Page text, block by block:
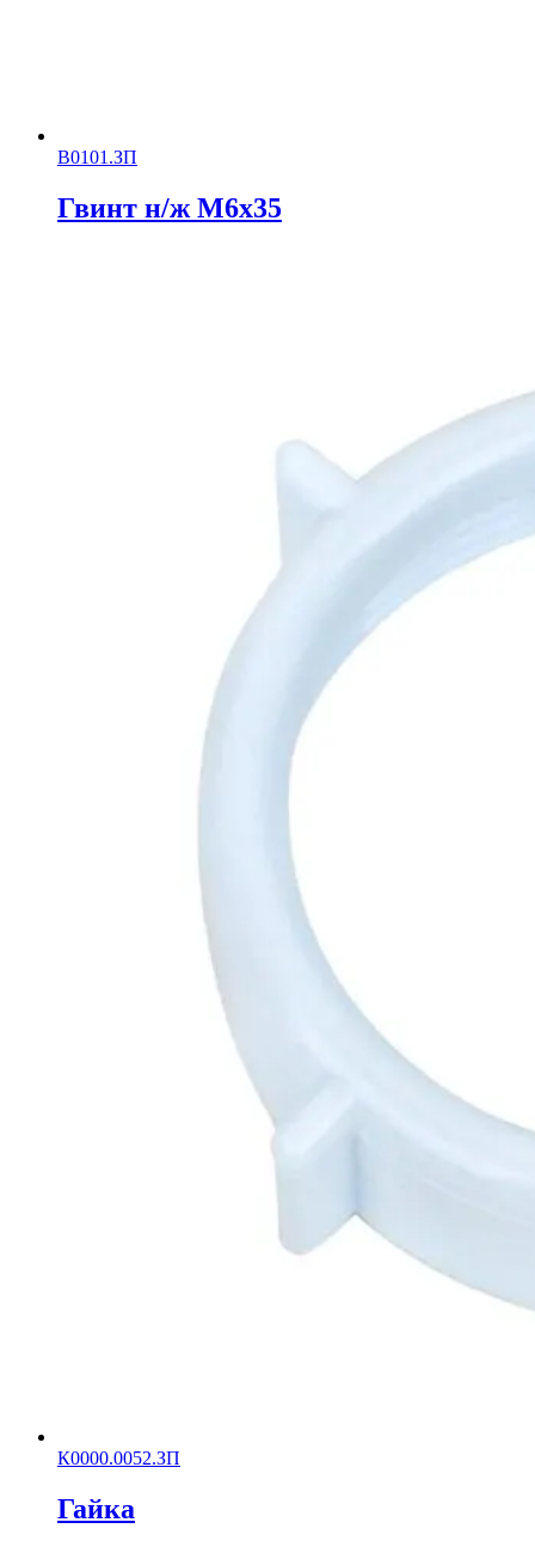
В0101.ЗП
Гвинт н/ж М6х35
К0000.0052.ЗП
Гайка